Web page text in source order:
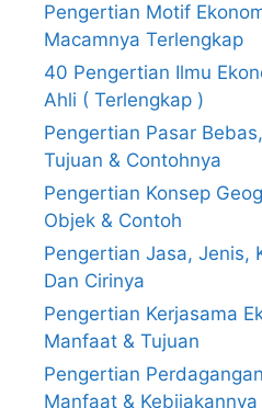
Pengertian Motif
Macamnya Terlengkap
40 Pengertian Ilmu
Ahli ( Terlengkap )
Pengertian Pasar
Tujuan & Contohnya
Pengertian Konsep
Objek & Contoh
Pengertian Jasa, Jenis,
Dan Cirinya
Pengertian Kerjasama
Manfaat & Tujuan
Pengertian
Manfaat & Kebijakannya